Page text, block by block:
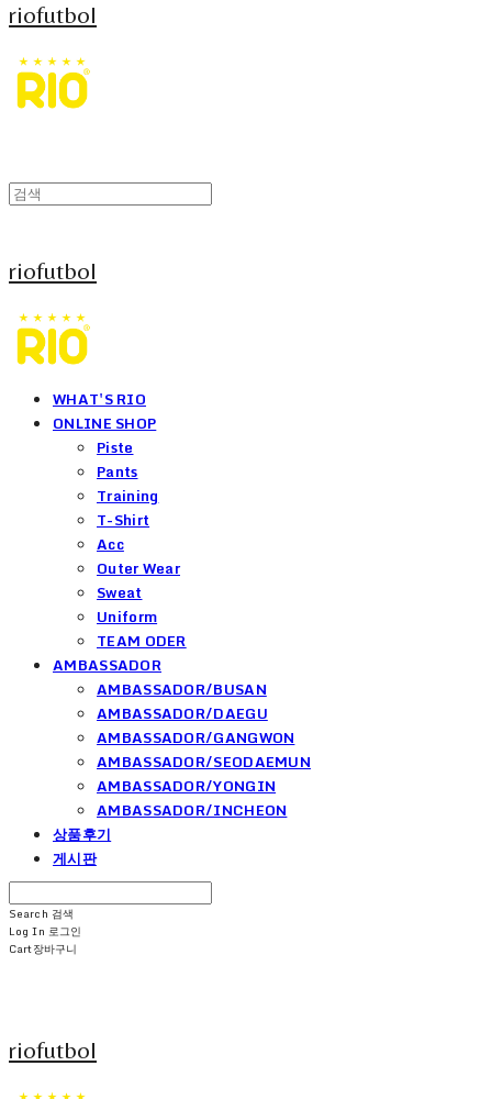
riofutbol
riofutbol
WHAT'S RIO
ONLINE SHOP
Piste
Pants
Training
T-Shirt
Acc
Outer Wear
Sweat
Uniform
TEAM ODER
AMBASSADOR
AMBASSADOR/BUSAN
AMBASSADOR/DAEGU
AMBASSADOR/GANGWON
AMBASSADOR/SEODAEMUN
AMBASSADOR/YONGIN
AMBASSADOR/INCHEON
상품후기
게시판
Search 검색
Log In 로그인
Cart장바구니
riofutbol